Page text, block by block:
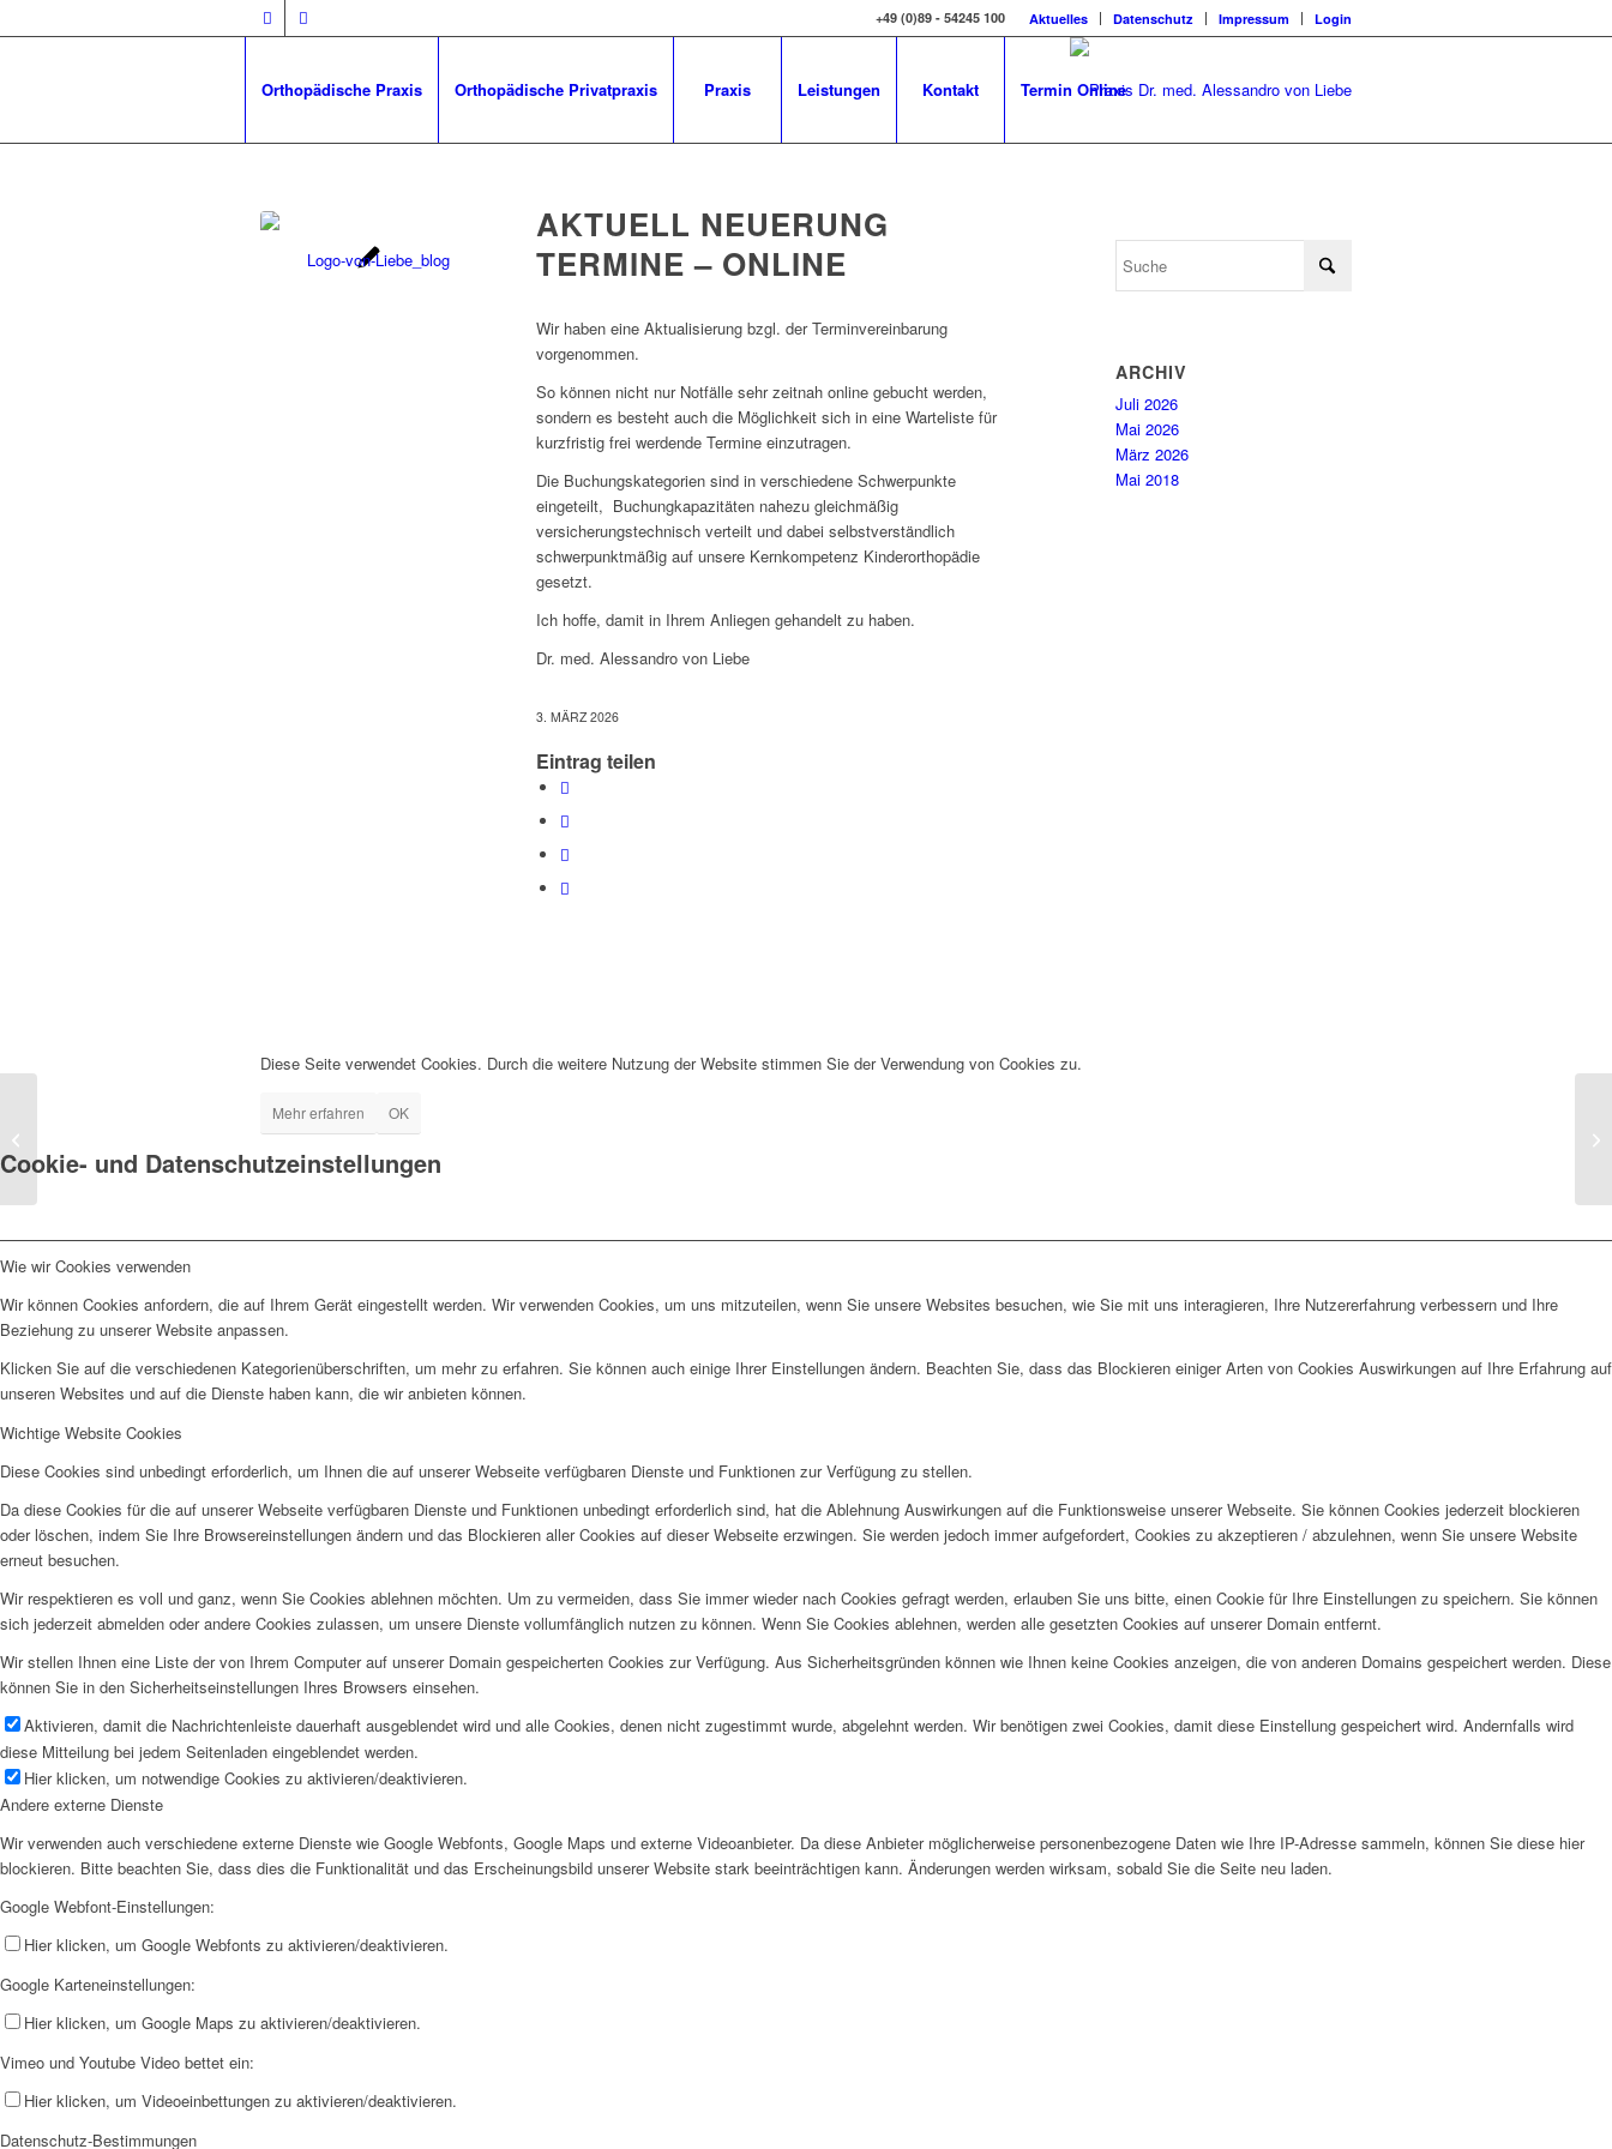
Aktuelles Datenschutz Impressum Login
+49 (0)89 - 54245 100
Orthopädische Praxis Orthopädische Privatpraxis Praxis Leistungen Kontakt Termin Online
AKTUELL NEUERUNG
TERMINE – ONLINE
Wir haben eine Aktualisierung bzgl. der Terminvereinbarung
vorgenommen.
So können nicht nur Notfälle sehr zeitnah online gebucht werden,
sondern es besteht auch die Möglichkeit sich in eine Warteliste für
kurzfristig frei werdende Termine einzutragen.
Die Buchungskategorien sind in verschiedene Schwerpunkte
eingeteilt, Buchungkapazitäten nahezu gleichmäßig
versicherungstechnisch verteilt und dabei selbstverständlich
schwerpunktmäßig auf unsere Kernkompetenz Kinderorthopädie
gesetzt.
Ich hoffe, damit in Ihrem Anliegen gehandelt zu haben.
Dr. med. Alessandro von Liebe
3. MÄRZ 2026
Eintrag teilen
ARCHIV
Juli 2026
Mai 2026
März 2026
Mai 2018
Diese Seite verwendet Cookies. Durch die weitere Nutzung der Website stimmen Sie der Verwendung von Cookies zu.
Mehr erfahren OK
Cookie- und Datenschutzeinstellungen
Wie wir Cookies verwenden
Wir können Cookies anfordern, die auf Ihrem Gerät eingestellt werden. Wir verwenden Cookies, um uns mitzuteilen, wenn Sie unsere Websites besuchen, wie Sie mit uns interagieren, Ihre Nutzererfahrung verbessern und Ihre
Beziehung zu unserer Website anpassen.
Klicken Sie auf die verschiedenen Kategorienüberschriften, um mehr zu erfahren. Sie können auch einige Ihrer Einstellungen ändern. Beachten Sie, dass das Blockieren einiger Arten von Cookies Auswirkungen auf Ihre Erfahrung auf
unseren Websites und auf die Dienste haben kann, die wir anbieten können.
Wichtige Website Cookies
Diese Cookies sind unbedingt erforderlich, um Ihnen die auf unserer Webseite verfügbaren Dienste und Funktionen zur Verfügung zu stellen.
Da diese Cookies für die auf unserer Webseite verfügbaren Dienste und Funktionen unbedingt erforderlich sind, hat die Ablehnung Auswirkungen auf die Funktionsweise unserer Webseite. Sie können Cookies jederzeit blockieren
oder löschen, indem Sie Ihre Browsereinstellungen ändern und das Blockieren aller Cookies auf dieser Webseite erzwingen. Sie werden jedoch immer aufgefordert, Cookies zu akzeptieren / abzulehnen, wenn Sie unsere Website
erneut besuchen.
Wir respektieren es voll und ganz, wenn Sie Cookies ablehnen möchten. Um zu vermeiden, dass Sie immer wieder nach Cookies gefragt werden, erlauben Sie uns bitte, einen Cookie für Ihre Einstellungen zu speichern. Sie können
sich jederzeit abmelden oder andere Cookies zulassen, um unsere Dienste vollumfänglich nutzen zu können. Wenn Sie Cookies ablehnen, werden alle gesetzten Cookies auf unserer Domain entfernt.
Wir stellen Ihnen eine Liste der von Ihrem Computer auf unserer Domain gespeicherten Cookies zur Verfügung. Aus Sicherheitsgründen können wie Ihnen keine Cookies anzeigen, die von anderen Domains gespeichert werden. Diese
können Sie in den Sicherheitseinstellungen Ihres Browsers einsehen.
Aktivieren, damit die Nachrichtenleiste dauerhaft ausgeblendet wird und alle Cookies, denen nicht zugestimmt wurde, abgelehnt werden. Wir benötigen zwei Cookies, damit diese Einstellung gespeichert wird. Andernfalls wird
diese Mitteilung bei jedem Seitenladen eingeblendet werden.
Hier klicken, um notwendige Cookies zu aktivieren/deaktivieren.
Andere externe Dienste
Wir verwenden auch verschiedene externe Dienste wie Google Webfonts, Google Maps und externe Videoanbieter. Da diese Anbieter möglicherweise personenbezogene Daten wie Ihre IP-Adresse sammeln, können Sie diese hier
blockieren. Bitte beachten Sie, dass dies die Funktionalität und das Erscheinungsbild unserer Website stark beeinträchtigen kann. Änderungen werden wirksam, sobald Sie die Seite neu laden.
Google Webfont-Einstellungen:
Hier klicken, um Google Webfonts zu aktivieren/deaktivieren.
Google Karteneinstellungen:
Hier klicken, um Google Maps zu aktivieren/deaktivieren.
Vimeo und Youtube Video bettet ein:
Hier klicken, um Videoeinbettungen zu aktivieren/deaktivieren.
Datenschutz-Bestimmungen